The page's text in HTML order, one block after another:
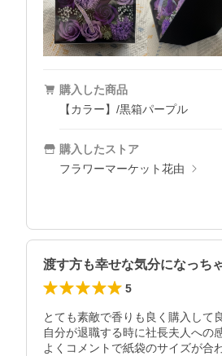
購入した商品
【カラー】/黒箱パープル
購入したストア
フラワーマーケット花由
渡す方も幸せな気分になっち
5
とても素敵で香りも良く購入して
自分が退職する時に社長夫人へ
よくコメントで紙袋のサイズが合